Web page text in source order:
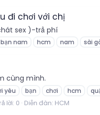
đi chơi với chị
sex )-trả phí
bạn nam hcm nam sài
cùng mình.
yêu bạn chơi hcm
lời: 0 Diễn đàn: HCM